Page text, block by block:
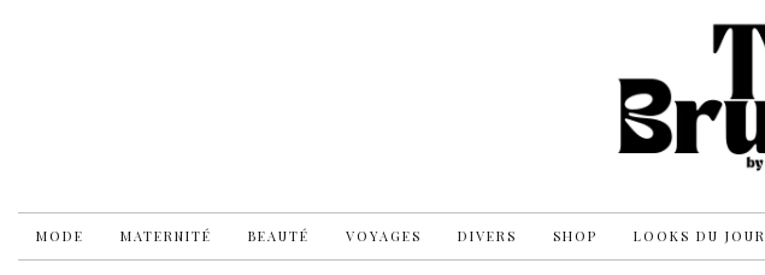
MODE MATERNITÉ BEAUTÉ VOYAGES DIVERS SHOP LOOKS DU JOUR